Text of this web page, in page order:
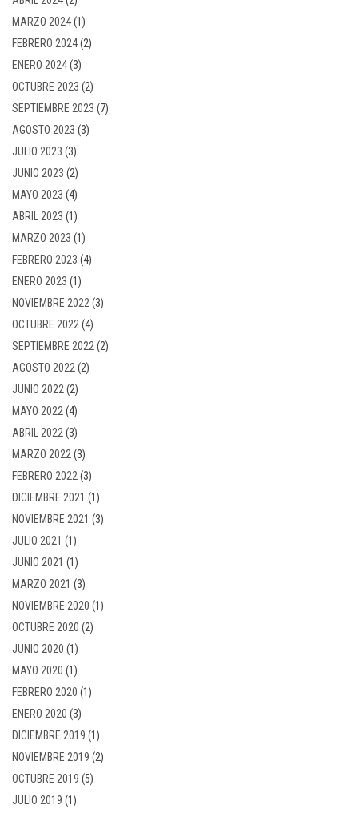
MARZO 2024(1)
FEBRERO 2024(2)
ENERO 2024(3)
OCTUBRE 2023 (2)
SEPTIEMBRE 2023 (7)
AGOSTO 2023 (3)
JULIO 2023 (3)
JUNIO 2023 (2)
MAYO 2023 (4)
ABRIL 2023 (1)
MARZO 2023 (1)
FEBRERO 2023 (4)
ENERO 2023 (1)
NOVIEMBRE 2022 (3)
OCTUBRE 2022 (4)
SEPTIEMBRE 2022 (2)
AGOSTO 2022 (2)
JUNIO 2022 (2)
MAYO 2022 (4)
ABRIL 2022 (3)
MARZO 2022 (3)
FEBRERO 2022 (3)
DICIEMBRE 2021 (1)
NOVIEMBRE 2021 (3)
JULIO 2021 (1)
JUNIO 2021 (1)
MARZO 2021 (3)
NOVIEMBRE 2020 (1)
OCTUBRE 2020 (2)
JUNIO 2020 (1)
MAYO 2020 (1)
FEBRERO 2020 (1)
ENERO 2020 (3)
DICIEMBRE 2019 (1)
NOVIEMBRE 2019 (2)
OCTUBRE 2019 (5)
JULIO 2019 (1)